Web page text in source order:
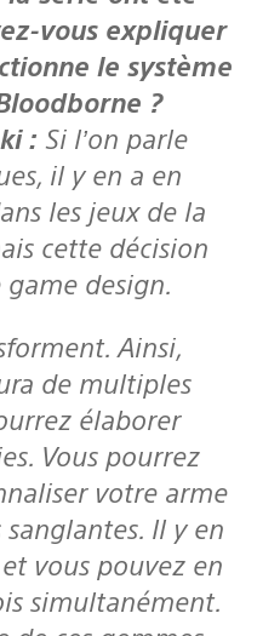
vous expliquer
le système
?
: Si l’on parle
il y en a en
les jeux de la
cette décision
design.
de multiples
élaborer
Vous pourrez
votre arme
Il y en
vous pouvez en
simultanément.